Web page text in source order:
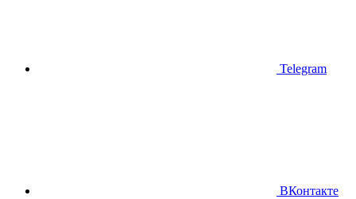
Telegram
ВКонтакте